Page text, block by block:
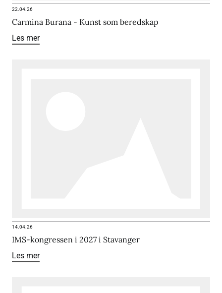
22.04.26
Carmina Burana - Kunst som beredskap
Les mer
14.04.26
IMS-kongressen i 2027 i Stavanger
Les mer